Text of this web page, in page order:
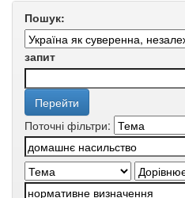
Пошук:
запит
Поточні фільтри: